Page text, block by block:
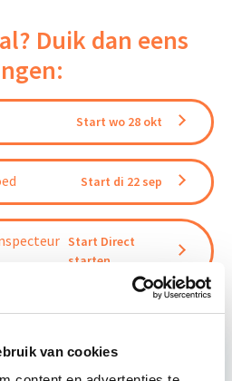
van cookies
Duik dan eens
Start wo 28 okt
Start di 22 sep
Start Direct
starten